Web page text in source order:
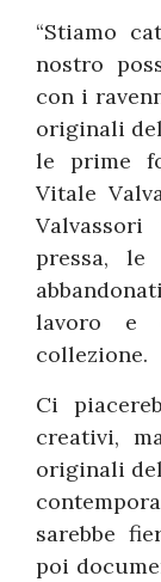
“Stiamo
nostro
con i
originali
le prime
Vitale
pressa,
lavoro e
collezione.
Ci
creativi,
originali
sarebbe
poi